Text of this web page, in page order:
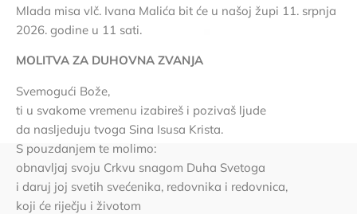
Mlada misa vlč. Ivana Malića bit će u našoj župi 11. srpnja
2026. godine u 11 sati.
MOLITVA ZA DUHOVNA ZVANJA
Svemogući Bože,
ti u svakome vremenu izabireš i pozivaš ljude
da nasljeduju tvoga Sina Isusa Krista.
S pouzdanjem te molimo:
obnavljaj svoju Crkvu snagom Duha Svetoga
i daruj joj svetih svećenika, redovnika i redovnica,
koji će riječju i životom